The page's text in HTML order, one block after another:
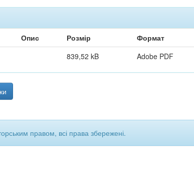
Опис Розмір
Формат
839,52 kB Adobe PDF
правом, всі права збережені.